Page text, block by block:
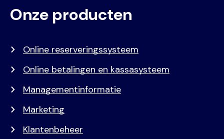
Voet
Primair
Onze producten
Online reserveringssysteem
Online betalingen en kassasysteem
Managementinformatie
Marketing
Klantenbeheer